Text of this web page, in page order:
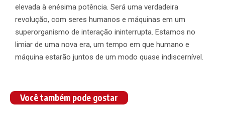
elevada à enésima potência. Será uma verdadeira
revolução, com seres humanos e máquinas em um
superorganismo de interação ininterrupta. Estamos no
limiar de uma nova era, um tempo em que humano e
máquina estarão juntos de um modo quase indiscernível.
Você também pode gostar